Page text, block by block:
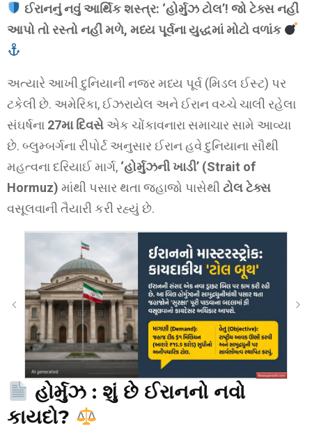
ઈરાનનું નવું આર્થિક શસ્ત્ર: ‘હોર્મુઝ ટોલ’! જો ટેક્સ નહીં
આપો તો રસ્તો નહીં મળે, મધ્ય પૂર્વના યુદ્ધમાં મોટો વળાંક
અત્યારે આખી દુનિયાની નજર મધ્ય પૂર્વ (મિડલ ઈસ્ટ) પર
ટકેલી છે. અમેરિકા, ઈઝરાયેલ અને ઈરાન વચ્ચે ચાલી રહેલા
સંઘર્ષના 27મા દિવસે એક ચોંકાવનારા સમાચાર સામે આવ્યા
છે. બ્લુમ્બર્ગના રીપોર્ટ અનુસાર ઈરાન હવે દુનિયાના સૌથી
મહત્વના દરિયાઈ માર્ગ, ‘હોર્મુઝની ખાડી’ (Strait of
Hormuz) માંથી પસાર થતા જહાજો પાસેથીટોલ ટેક્સ
વસૂલવાની તૈયારી કરી રહ્યું છે.
હોર્મુઝ : શું છે ઈરાનનો નવો
કાયદો?